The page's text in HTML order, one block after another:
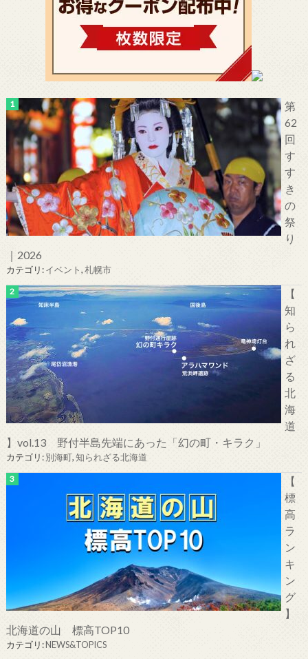
第
62
回
す
す
き
の
祭
り
｜2026
カテゴリ:イベント,札幌市
【
知
ら
れ
ざ
る
北
海
道
】vol.13 野付半島先端にあった「幻の町・キラク」
カテゴリ:別海町,知られざる北海道
【
標
高
ラ
ン
キ
ン
グ
】
北海道の山 標高TOP10
カテゴリ:NEWS&TOPICS